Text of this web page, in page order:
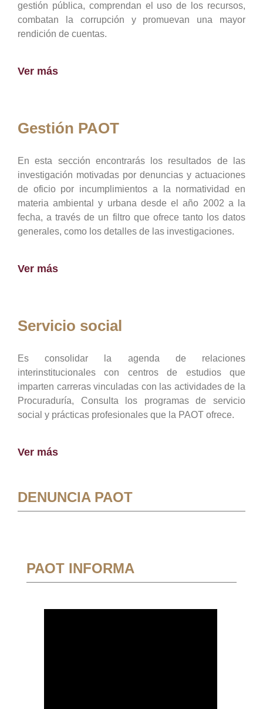
gestión pública, comprendan el uso de los recursos,
combatan la corrupción y promuevan una mayor
rendición de cuentas.
Ver más
Gestión PAOT
En esta sección encontrarás los resultados de las
investigación motivadas por denuncias y actuaciones
de oficio por incumplimientos a la normatividad en
materia ambiental y urbana desde el año 2002 a la
fecha, a través de un filtro que ofrece tanto los datos
generales, como los detalles de las investigaciones.
Ver más
Servicio social
Es consolidar la agenda de relaciones
interinstitucionales con centros de estudios que
imparten carreras vinculadas con las actividades de la
Procuraduría, Consulta los programas de servicio
social y prácticas profesionales que la PAOT ofrece.
Ver más
DENUNCIA PAOT
PAOT INFORMA